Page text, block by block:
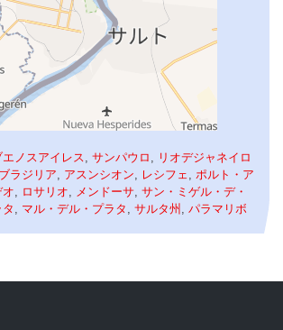
エノスアイレス, サンパウロ , リオデジャネイロ
ブラジリア, アスンシオン, レシフェ, ポルト・ア
オ, ロサリオ, メンドーサ, サン・ミゲル・デ・
, マル・デル・プラタ , サルタ州 , パラマリボ